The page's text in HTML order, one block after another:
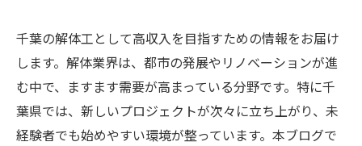
千葉の解体工として高収入を目指すための情報をお届け
します。解体業界は、都市の発展やリノベーションが進
む中で、ますます需要が高まっている分野です。特に千
葉県では、新しいプロジェクトが次々に立ち上がり、未
経験者でも始めやすい環境が整っています。本ブログで